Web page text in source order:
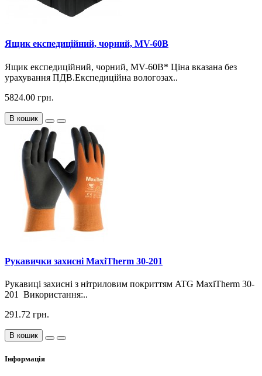
Ящик експедиційний, чорний, MV-60B
Ящик експедиційний, чорний, MV-60B* Ціна вказана без
урахування ПДВ.Експедиційна вологозах..
5824.00 грн.
В кошик
Рукавички захисні MaxiTherm 30-201
Рукавиці захисні з нітриловим покриттям ATG MaxiTherm 30-
201 Використання:..
291.72 грн.
В кошик
Інформація